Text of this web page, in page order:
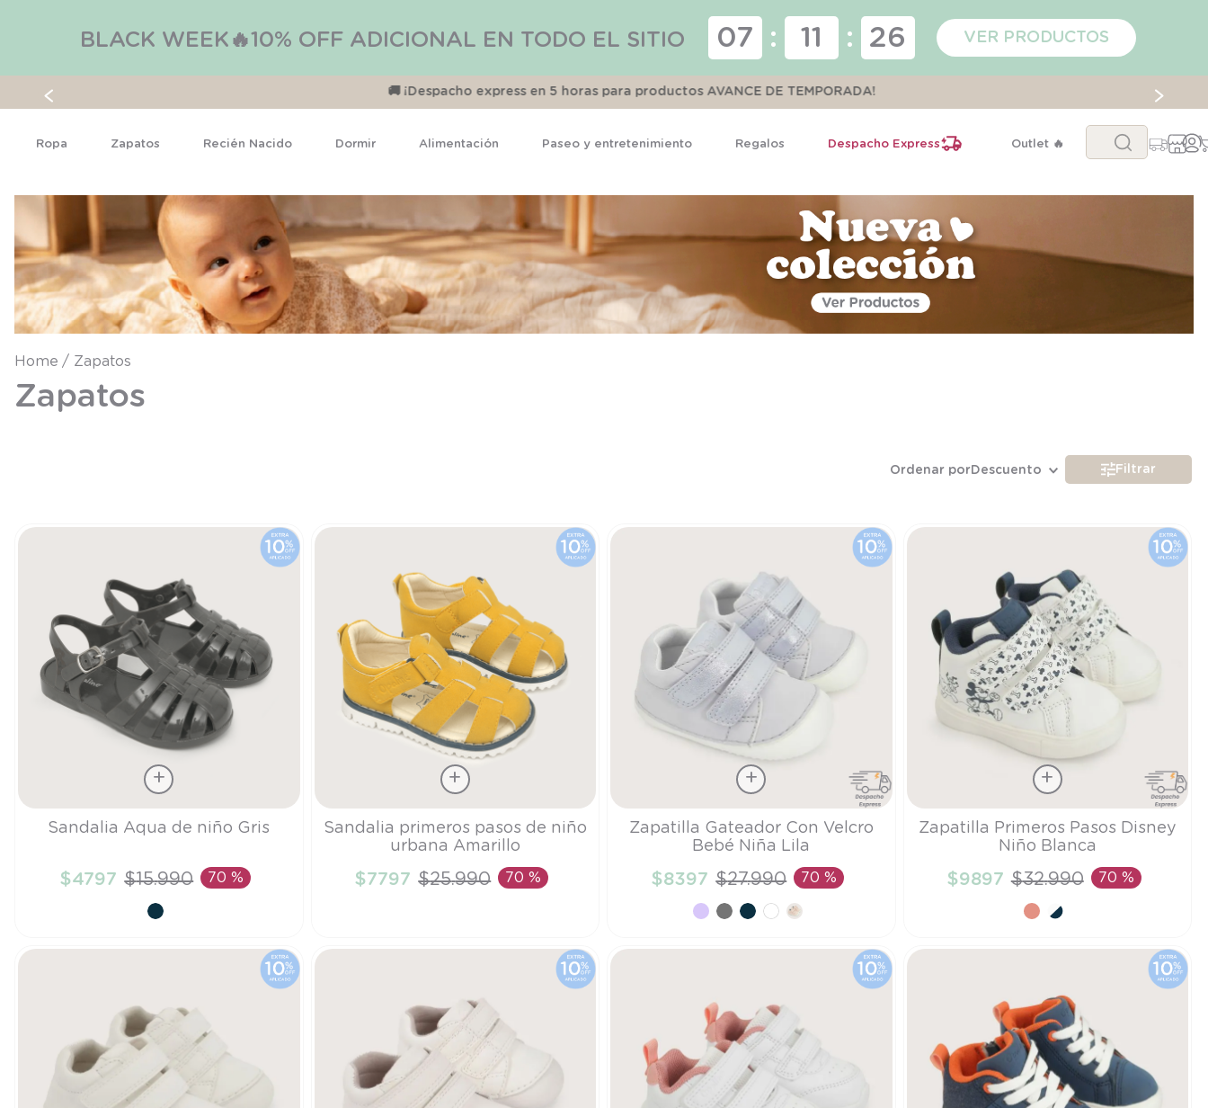
BLACK WEEK🔥10% OFF ADICIONAL EN TODO EL SITIO 07 : 11 : 25 VER PRODUCTOS
🚚 ¡Despacho express en 5 horas para productos AVANCE DE TEMPORADA!
Ropa Zapatos Recién Nacido Dormir Alimentación Paseo y entretenimiento Regalos Despacho Express Outlet 🔥
Buscar...
Zapatos
Zapatos
Ordenar porDescuento Filtrar
Talla
AÑADIR AL CARRITO
Sandalia Aqua de niño Gris
$4797 $15.990 70 %
Talla
AÑADIR AL CARRITO
Sandalia primeros pasos de niño
urbana Amarillo
$7797 $25.990 70 %
Talla
AÑADIR AL CARRITO
Zapatilla Gateador Con Velcro
Bebé Niña Lila
$8397 $27.990 70 %
Talla
AÑADIR AL CARRITO
Zapatilla Primeros Pasos Disney
Niño Blanca
$9897 $32.990 70 %
TÉRMINOS MÁS BUSCADOS
1
2.
calcetines
3.
zapatillas
4
body